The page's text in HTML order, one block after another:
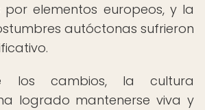
elementos europeos, y la
autóctonas sufrieron
los cambios, la cultura
logrado mantenerse viva y